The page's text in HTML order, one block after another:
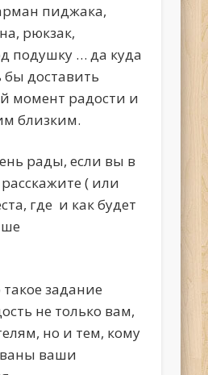
пиджака,
рюкзак,
подушку … да куда
доставить
момент радости и
близким.
рады, если вы в
( или
где и как будет
задание
не только вам,
но и тем, кому
ваши